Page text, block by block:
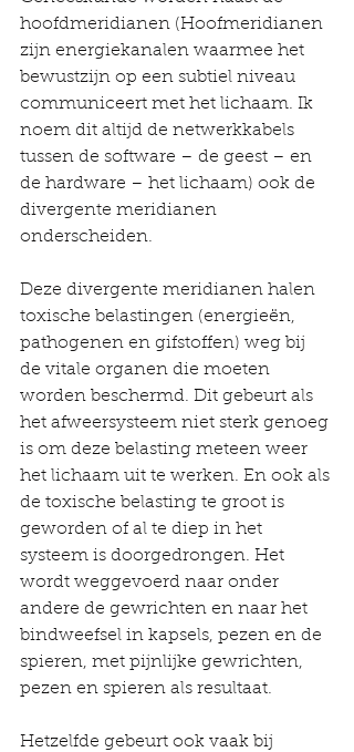
hoofdmeridianen (Hoofmeridianen
zijn energiekanalen waarmee het
bewustzijn op een subtiel niveau
communiceert met het lichaam. Ik
noem dit altijd de netwerkkabels
tussen de software – de geest – en
de hardware – het lichaam) ook de
divergente meridianen
onderscheiden.
Deze divergente meridianen halen
toxische belastingen (energieën,
pathogenen en gifstoffen) weg bij
de vitale organen die moeten
worden beschermd. Dit gebeurt als
het afweersysteem niet sterk genoeg
is om deze belasting meteen weer
het lichaam uit te werken. En ook als
de toxische belasting te groot is
geworden of al te diep in het
systeem is doorgedrongen. Het
wordt weggevoerd naar onder
andere de gewrichten en naar het
bindweefsel in kapsels, pezen en de
spieren, met pijnlijke gewrichten,
pezen en spieren als resultaat.
Hetzelfde gebeurt ook vaak bij